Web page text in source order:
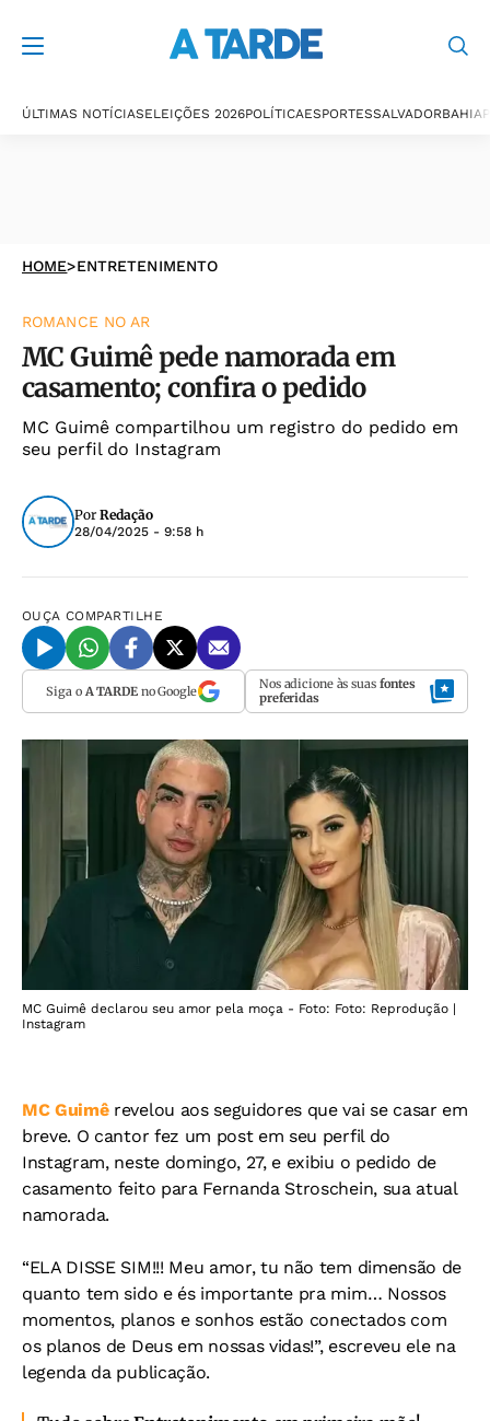
ÚLTIMAS NOTÍCIASELEIÇÕES 2026POLÍTICAESPORTESSALVADORBAHIA
HOME>ENTRETENIMENTO
ROMANCE NO AR
MC Guimê pede namorada em
casamento; confira o pedido
MC Guimê compartilhou um registro do pedido em
seu perfil do Instagram
Por Redação
28/04/2025 - 9:58 h
OUÇA COMPARTILHE
Siga o A TARDEno Google Nos adicione às suas fontes
preferidas
MC Guimê declarou seu amor pela moça - Foto: Foto: Reprodução |
Instagram
MC Guimê revelou aos seguidores que vai se casar em
breve. O cantor fez um post em seu perfil do
Instagram, neste domingo, 27, e exibiu o pedido de
casamento feito para Fernanda Stroschein, sua atual
namorada.
“ELA DISSE SIM!!! Meu amor, tu não tem dimensão de
quanto tem sido e és importante pra mim… Nossos
momentos, planos e sonhos estão conectados com
os planos de Deus em nossas vidas!”, escreveu ele na
legenda da publicação.